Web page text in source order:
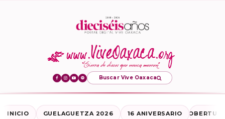
Buscar Vive Oaxaca
INICIO GUELAGUETZA 2026 16 ANIVERSARIO